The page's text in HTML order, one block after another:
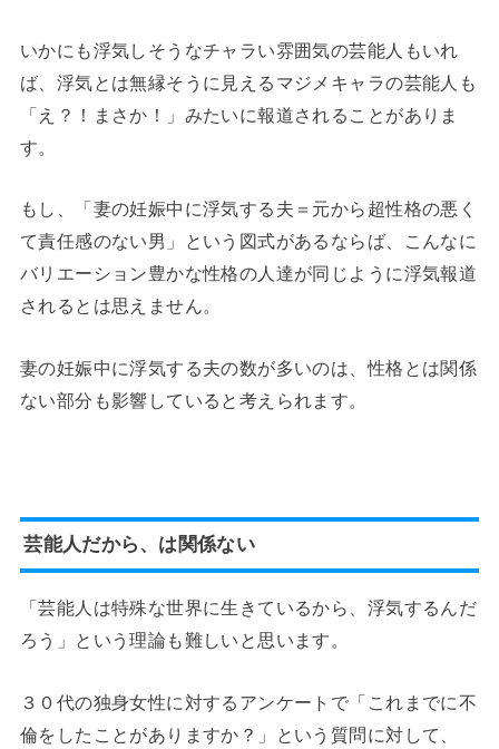
いかにも浮気しそうなチャラい雰囲気の芸能人もいれ
ば、浮気とは無縁そうに見えるマジメキャラの芸能人も
「え？！まさか！」みたいに報道されることがありま
す。
もし、「妻の妊娠中に浮気する夫＝元から超性格の悪く
て責任感のない男」という図式があるならば、こんなに
バリエーション豊かな性格の人達が同じように浮気報道
されるとは思えません。
妻の妊娠中に浮気する夫の数が多いのは、性格とは関係
ない部分も影響していると考えられます。
芸能人だから、は関係ない
「芸能人は特殊な世界に生きているから、浮気するんだ
ろう」という理論も難しいと思います。
３０代の独身女性に対するアンケートで「これまでに不
倫をしたことがありますか？」という質問に対して、